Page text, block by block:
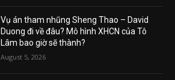
Vụ án tham nhũng Sheng Thao – David
Duong đi về đâu? Mô hình XHCN của Tô
Lâm bao giờ sẽ thành?
August 5, 2026